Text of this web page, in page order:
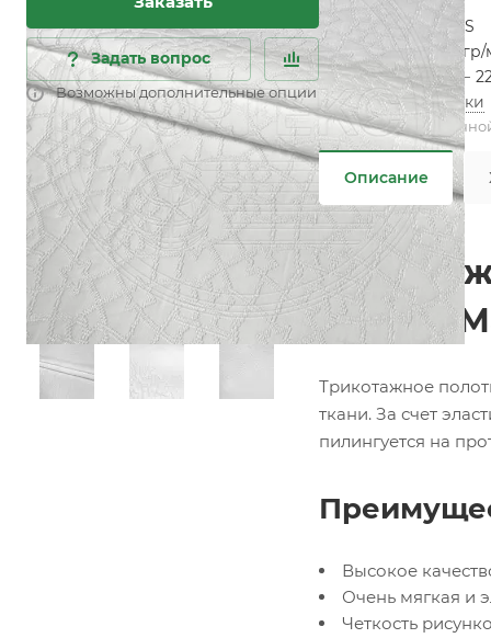
Задать вопрос
Возможны дополнительные опции
Состав —
100% PES
Плотность—
270
Ширина рулона —
Все характеристики
Не является
Описание
Белый
Трикотажное
ткани. За счет
пилингуется на
Высокое
Очень мягкая и
Четкость